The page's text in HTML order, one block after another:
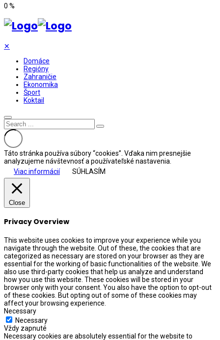
0 %
✕
Domáce
Regióny
Zahraničie
Ekonomika
Šport
Koktail
Táto stránka používa súbory “cookies”. Vďaka nim presnejšie
analyzujeme návštevnosť a používateľské nastavenia.
Viac informácií
SÚHLASÍM
Close
Privacy Overview
This website uses cookies to improve your experience while you
navigate through the website. Out of these, the cookies that are
categorized as necessary are stored on your browser as they are
essential for the working of basic functionalities of the website. We
also use third-party cookies that help us analyze and understand
how you use this website. These cookies will be stored in your
browser only with your consent. You also have the option to opt-out
of these cookies. But opting out of some of these cookies may
affect your browsing experience.
Necessary
Necessary
Vždy zapnuté
Necessary cookies are absolutely essential for the website to